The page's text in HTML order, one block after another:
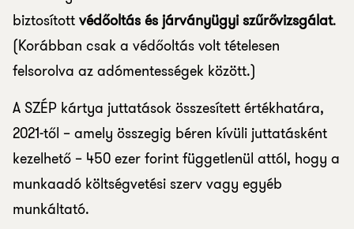
biztosítottvédőoltás és járványügyi szűrővizsgálat.
(Korábban csak a védőoltás volt tételesen
felsorolva az adómentességek között.)
A SZÉP kártya juttatások összesített értékhatára,
2021-től – amely összegig béren kívüli juttatásként
kezelhető – 450 ezer forint függetlenül attól, hogy a
munkaadó költségvetési szerv vagy egyéb
munkáltató.